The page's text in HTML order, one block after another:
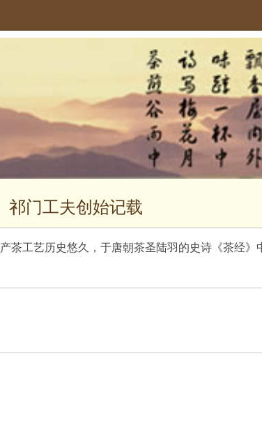
祁门工夫创始记载
工艺历史悠久，于唐朝茶圣陆羽的史诗《茶经》